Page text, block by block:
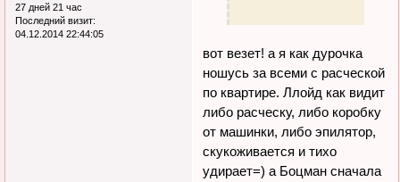
27 дней 21 час
Последний визит:
04.12.2014 22:44:05
вот везет! а я как дурочка
ношусь за всеми с расческой
по квартире. Ллойд как видит
либо расческу, либо коробку
от машинки, либо эпилятор,
скукоживается и тихо
удирает=) а Боцман сначала